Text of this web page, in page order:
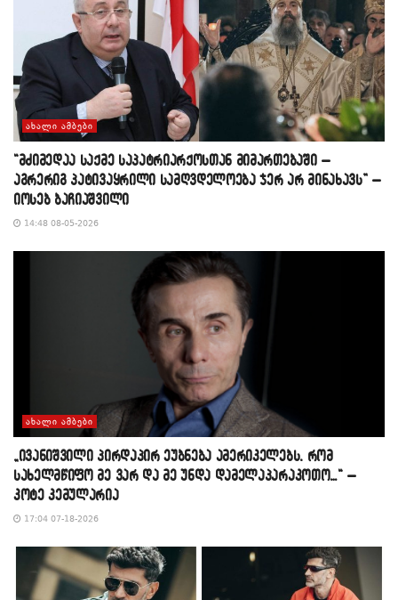
ᲐᲮᲐᲚᲘ ᲐᲛᲑᲔᲑᲘ
“მძიმედაა საქმე საპატრიარქოსთან მიმართებაში –
აგრერიგ პატივაყრილი სამღვდელოება ჯერ არ მინახავს” –
იოსებ ბაჩიაშვილი
14:48 08-05-2026
ᲐᲮᲐᲚᲘ ᲐᲛᲑᲔᲑᲘ
„ივანიშვილი პირდაპირ ეუბნება ამერიკელებს, რომ
სახელმწიფო მე ვარ და მე უნდა დამელაპარაკოთო…“ –
კოტე კემულარია
17:04 07-18-2026